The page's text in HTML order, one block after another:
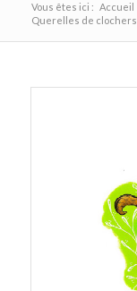
Vous êtes ici : Accueil
Querelles de clochers